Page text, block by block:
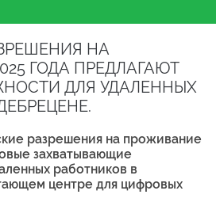
НА
ГОДА ПРЕДЛАГАЮТ
ДЛЯ УДАЛЕННЫХ
разрешения на проживание
захватывающие
работников в
центре для цифровых